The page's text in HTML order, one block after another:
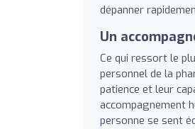
dépanner
Un
Ce qui ressort le
personnel de la
patience et leur
accompagnement
personne se sent